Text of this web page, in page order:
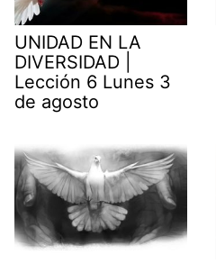
UNIDAD EN LA
DIVERSIDAD |
Lección 6 Lunes 3
de agosto